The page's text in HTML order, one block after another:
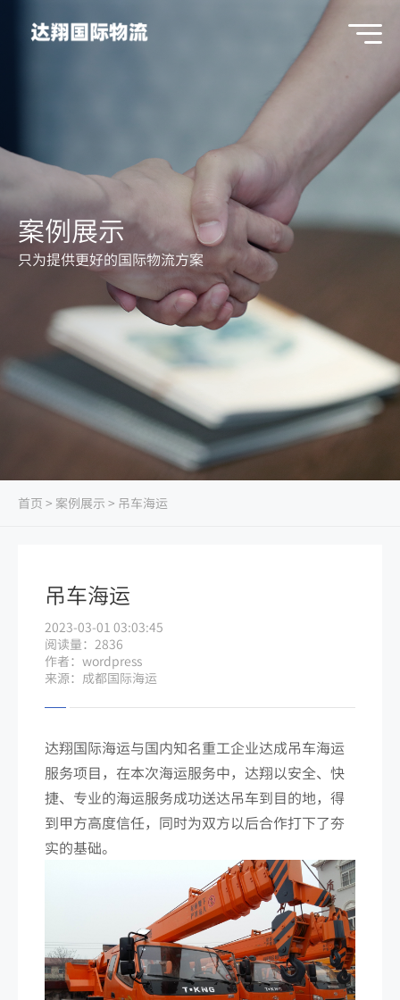
案例展示
只为提供更好的国际物流方案
首页 > 案例展示 > 吊车海运
吊车海运
2023-03-01 03:03:45
阅读量：2836
作者：wordpress
来源：成都国际海运
达翔国际海运与国内知名重工企业达成吊车海运
服务项目，在本次海运服务中，达翔以安全、快
捷、专业的海运服务成功送达吊车到目的地，得
到甲方高度信任，同时为双方以后合作打下了夯
实的基础。